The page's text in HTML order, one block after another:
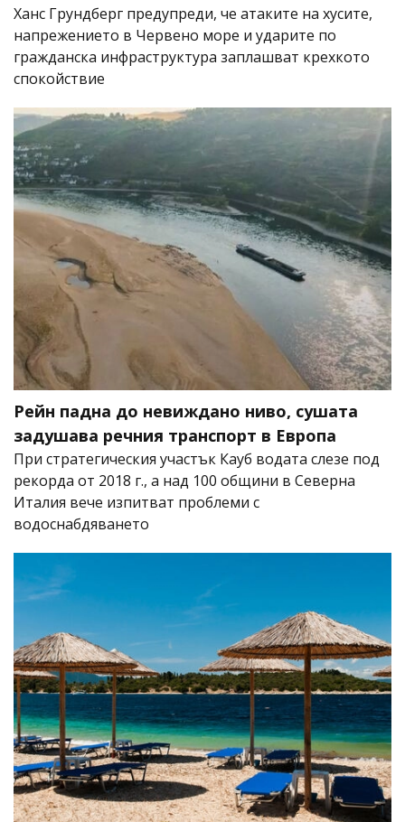
Ханс Грундберг предупреди, че атаките на хусите,
напрежението в Червено море и ударите по
гражданска инфраструктура заплашват крехкото
спокойствие
Рейн падна до невиждано ниво, сушата
задушава речния транспорт в Европа
При стратегическия участък Кауб водата слезе под
рекорда от 2018 г., а над 100 общини в Северна
Италия вече изпитват проблеми с
водоснабдяването